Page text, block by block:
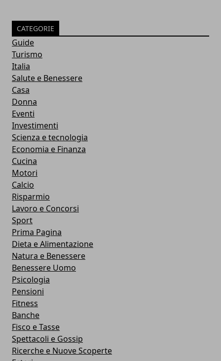
CATEGORIE
Guide
Turismo
Italia
Salute e Benessere
Casa
Donna
Eventi
Investimenti
Scienza e tecnologia
Economia e Finanza
Cucina
Motori
Calcio
Risparmio
Lavoro e Concorsi
Sport
Prima Pagina
Dieta e Alimentazione
Natura e Benessere
Benessere Uomo
Psicologia
Pensioni
Fitness
Banche
Fisco e Tasse
Spettacoli e Gossip
Ricerche e Nuove Scoperte